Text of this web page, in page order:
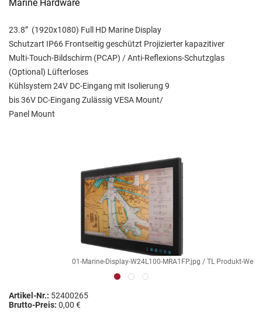
Marine Hardware
23.8” (1920x1080) Full HD Marine Display
Schutzart IP66 Frontseitig geschützt Projizierter kapazitiver
Multi-Touch-Bildschirm (PCAP) / Anti-Reflexions-Schutzglas
(Optional) Lüfterloses
Kühlsystem 24V DC-Eingang mit Isolierung 9
bis 36V DC-Eingang Zulässig VESA Mount/
Panel Mount
01-Marine-Display-W24L100-MRA1FP.jpg / TL Produkt-
Artikel-Nr.: 52400265
Brutto-Preis: 0,00 €